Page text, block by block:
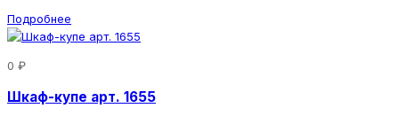
Подробнее
0 ₽
Шкаф-купе арт. 1655